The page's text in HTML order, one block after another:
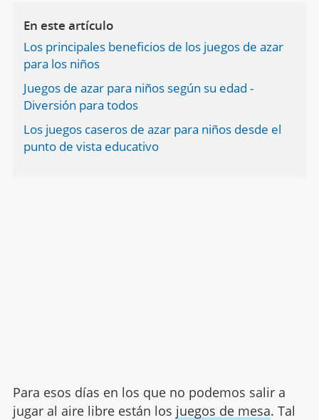
En este artículo
Los principales beneficios de los juegos de azar
para los niños
Juegos de azar para niños según su edad -
Diversión para todos
Los juegos caseros de azar para niños desde el
punto de vista educativo
Para esos días en los que no podemos salir a
jugar al aire libre están los juegos de mesa. Tal